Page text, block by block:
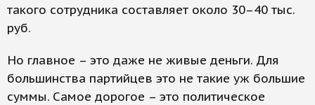
такого сотрудника составляет около 30–40 тыс.
руб.
Но главное – это даже не живые деньги. Для
большинства партийцев это не такие уж большие
суммы. Самое дорогое – это политическое